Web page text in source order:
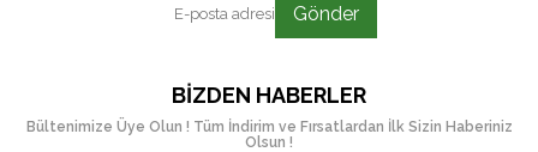
Gönder
BIZDEN HABERLER
Bültenimize Üye Olun ! Tüm İndirim ve Fırsatlardan İlk Sizin Haberiniz
Olsun !